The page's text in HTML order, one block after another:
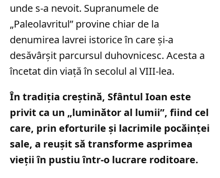
unde s-a nevoit. Supranumele de
„Paleolavritul” provine chiar de la
denumirea lavrei istorice în care și-a
desăvârșit parcursul duhovnicesc. Acesta a
încetat din viață în secolul al VIII-lea.
În tradiția creștină, Sfântul Ioan este
privit ca un „luminător al lumii”, fiind cel
care, prin eforturile și lacrimile pocăinței
sale, a reușit să transforme asprimea
vieții în pustiu într-o lucrare roditoare.